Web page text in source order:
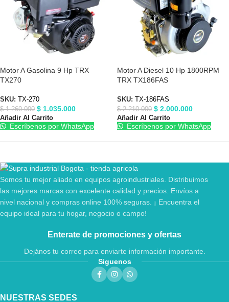
Motor A Gasolina 9 Hp TRX
TX270
SKU:
TX-270
$1.260.000 $ 1.035.000
Añadir Al Carrito
Escríbenos por WhatsApp
Motor A Diesel 10 Hp 1800RPM
TRX TX186FAS
SKU:
TX-186FAS
$2.210.000 $ 2.000.000
Añadir Al Carrito
Escríbenos por WhatsApp
Somos tu mejor aliado en equipos agroindustriales. Distribuimos
las mejores marcas con excelente calidad y precios. Envíos a
nivel nacional y compras online 100% seguras. ¡ Encuentra el
equipo ideal para tu hogar, negocio o campo!
Enterate de promociones y ofertas
Dejános tu correo para enviarte información importante.
Siguenos
NUESTRAS SEDES